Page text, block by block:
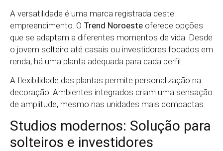
A versatilidade é uma marca registrada deste
empreendimento. O Trend Noroeste oferece opções
que se adaptam a diferentes momentos de vida. Desde
o jovem solteiro até casais ou investidores focados em
renda, há uma planta adequada para cada perfil.
A flexibilidade das plantas permite personalização na
decoração. Ambientes integrados criam uma sensação
de amplitude, mesmo nas unidades mais compactas.
Studios modernos: Solução para
solteiros e investidores